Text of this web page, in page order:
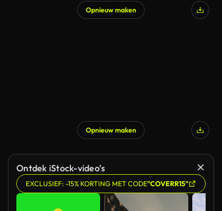
Opnieuw maken
Opnieuw maken
Ontdek iStock-video’s
EXCLUSIEF: -15% KORTING MET CODE"COVERR15"